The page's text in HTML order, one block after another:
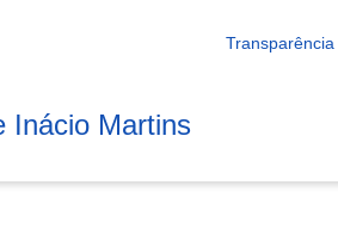
Transparência
Inácio Martins